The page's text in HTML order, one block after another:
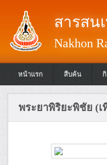
สารสน
Nakhon
หน้าแรก สืบค้น
พระยาพิริยะพิชัย (